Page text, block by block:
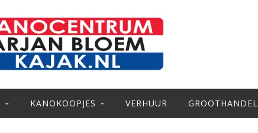
KANOKOOPJES VERHUUR GROOTHANDEL